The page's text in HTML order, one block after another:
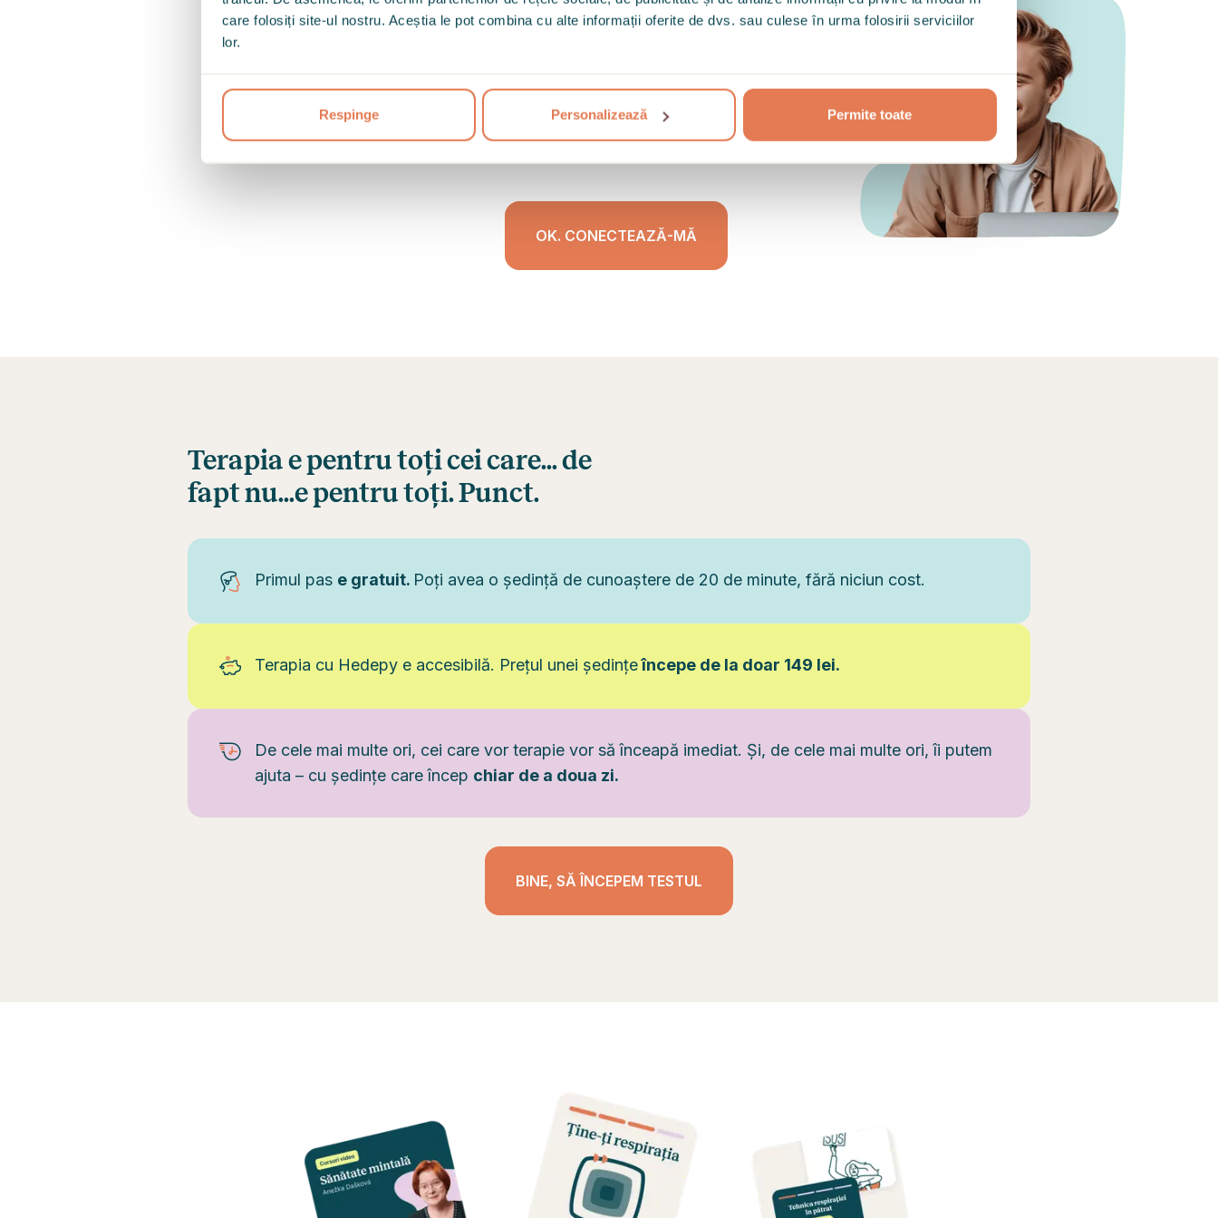
care folosiți site-ul nostru. Aceștia le pot combina cu alte informații oferite de dvs. sau culese în urma folosirii serviciilor
lor.
Respinge Personalizează Permite toate
OK. CONECTEAZĂ-MĂ
Terapia e pentru toți cei care... de
fapt nu...e pentru toți. Punct.
Primul pas e gratuit. Poți avea o ședință de cunoaștere de 20 de minute, fără niciun cost.
Terapia cu Hedepy e accesibilă. Prețul unei ședințeîncepe de la doar 149 lei.
De cele mai multe ori, cei care vor terapie vor să înceapă imediat. Și, de cele mai multe ori, îi putem
ajuta – cu ședințe care încep chiar de a doua zi.
BINE, SĂ ÎNCEPEM TESTUL